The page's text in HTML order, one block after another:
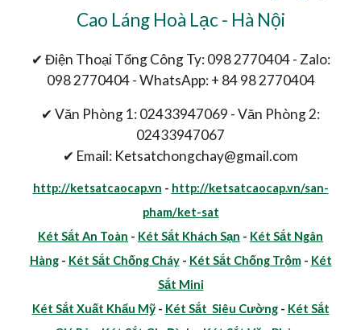
Cao Láng Hoà Lạc - Hà Nội
✔ Điện Thoại Tổng Công Ty: 098 2770404 - Zalo:
098 2770404 - WhatsApp: + 84 98 2770404
✔ Văn Phòng 1: 02433947069 - Văn Phòng 2:
02433947067
✔ Email: Ketsatchongchay@gmail.com
http://ketsatcaocap.vn - http://ketsatcaocap.vn/san-
pham/ket-sat
Két Sắt An Toàn - Két Sắt Khách Sạn - Két Sắt Ngân
Hàng- Két Sắt Chống Cháy- Két Sắt Chống Trộm- Két
Sắt Mini
Két Sắt Xuất Khẩu Mỹ- Két Sắt Siêu Cường- Két Sắt